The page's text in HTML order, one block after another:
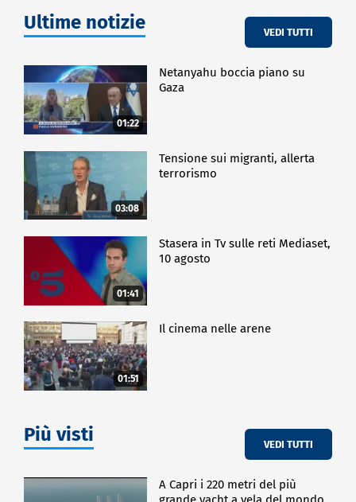
Ultime notizie VEDI TUTTI
01:22
Netanyahu boccia piano su
Gaza
03:08
Tensione sui migranti, allerta
terrorismo
01:41
Stasera in Tv sulle reti Mediaset,
10 agosto
01:51
Il cinema nelle arene
Più visti VEDI TUTTI
A Capri i 220 metri del più